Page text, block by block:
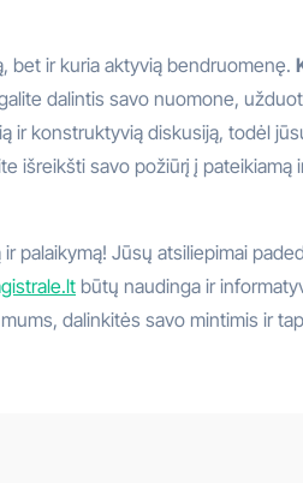
bet ir kuria aktyvią bendruomenę.
dalintis savo nuomone,
ir konstruktyvią diskusiją, todėl
išreikšti savo požiūrį į pateikiamą
palaikymą! Jūsų atsiliepimai
būtų naudinga ir
dalinkitės savo mintimis ir